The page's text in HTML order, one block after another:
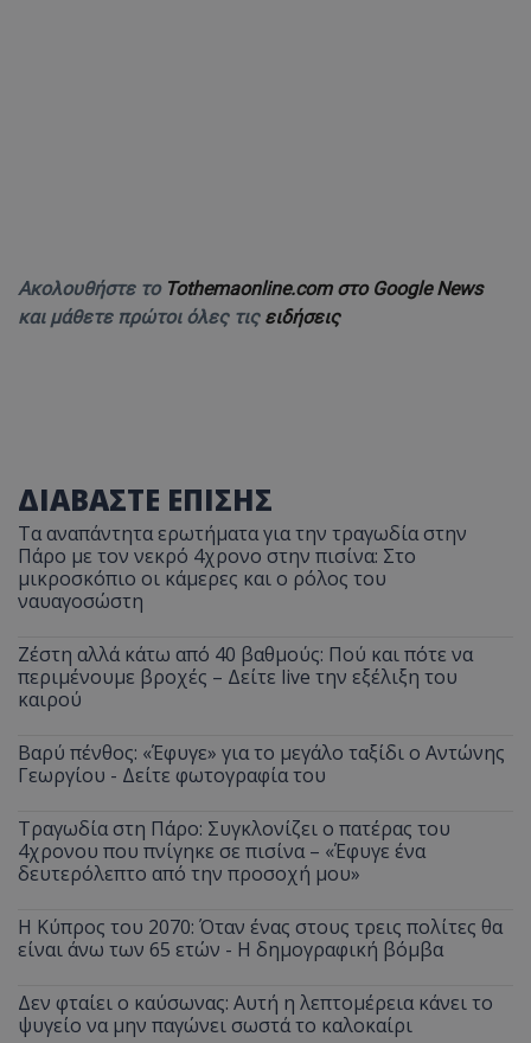
Ακολουθήστε το Tothemaonline.com στο Google News
και μάθετε πρώτοι όλες τις ειδήσεις
ΔΙΑΒΑΣΤΕ ΕΠΙΣΗΣ
Τα αναπάντητα ερωτήματα για την τραγωδία στην
Πάρο με τον νεκρό 4χρονο στην πισίνα: Στο
μικροσκόπιο οι κάμερες και ο ρόλος του
ναυαγοσώστη
Ζέστη αλλά κάτω από 40 βαθμούς: Πού και πότε να
περιμένουμε βροχές – Δείτε live την εξέλιξη του
καιρού
Βαρύ πένθος: «Έφυγε» για το μεγάλο ταξίδι ο Αντώνης
Γεωργίου - Δείτε φωτογραφία του
Τραγωδία στη Πάρο: Συγκλονίζει ο πατέρας του
4χρονου που πνίγηκε σε πισίνα – «Έφυγε ένα
δευτερόλεπτο από την προσοχή μου»
Η Κύπρος του 2070: Όταν ένας στους τρεις πολίτες θα
είναι άνω των 65 ετών - Η δημογραφική βόμβα
Δεν φταίει ο καύσωνας: Αυτή η λεπτομέρεια κάνει το
ψυγείο να μην παγώνει σωστά το καλοκαίρι